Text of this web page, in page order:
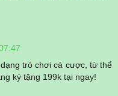
trò chơi cá cược, từ thể
ký tặng 199k tại ngay!